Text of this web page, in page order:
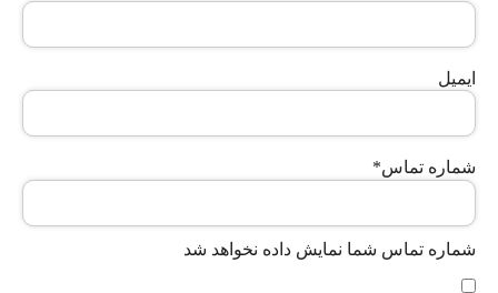
ایمیل
شماره تماس*
شماره تماس شما نمایش داده نخواهد شد